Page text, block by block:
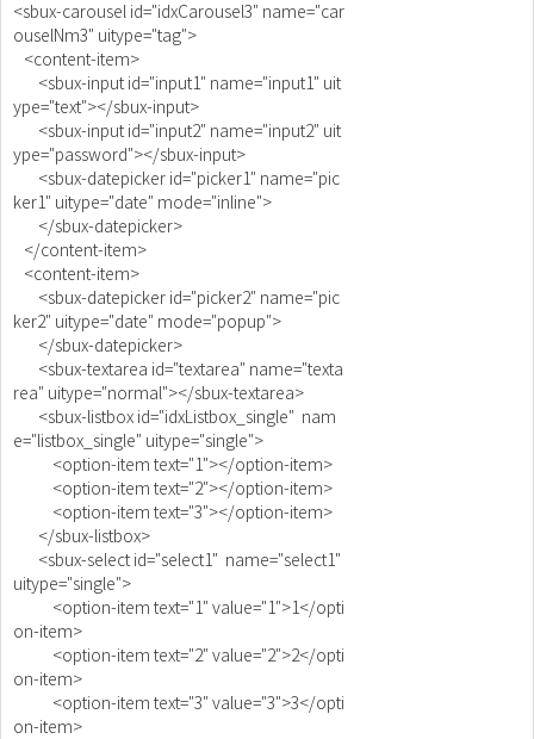
<sbux-carousel id="idxCarousel3" name="car
ouselNm3" uitype="tag">
<content-item>
<sbux-input id="input1" name="input1" uit
ype="text"></sbux-input>
<sbux-input id="input2" name="input2" uit
ype="password"></sbux-input>
<sbux-datepicker id="picker1" name="pic
ker1" uitype="date" mode="inline">
</sbux-datepicker>
</content-item>
<content-item>
<sbux-datepicker id="picker2" name="pic
ker2" uitype="date" mode="popup">
</sbux-datepicker>
<sbux-textarea id="textarea" name="texta
rea" uitype="normal"></sbux-textarea>
<sbux-listbox id="idxListbox_single" nam
e="listbox_single" uitype="single">
<option-item text="1"></option-item>
<option-item text="2"></option-item>
<option-item text="3"></option-item>
</sbux-listbox>
<sbux-select id="select1" name="select1"
uitype="single">
<option-item text="1" value="1">1</opti
on-item>
<option-item text="2" value="2">2</opti
on-item>
<option-item text="3" value="3">3</opti
on-item>